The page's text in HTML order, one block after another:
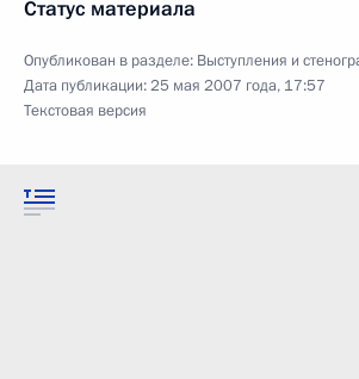
Статус материала
Опубликован в разделе: Выступления и
Дата публикации:25 мая 2007 года, 17:57
Текстовая версия